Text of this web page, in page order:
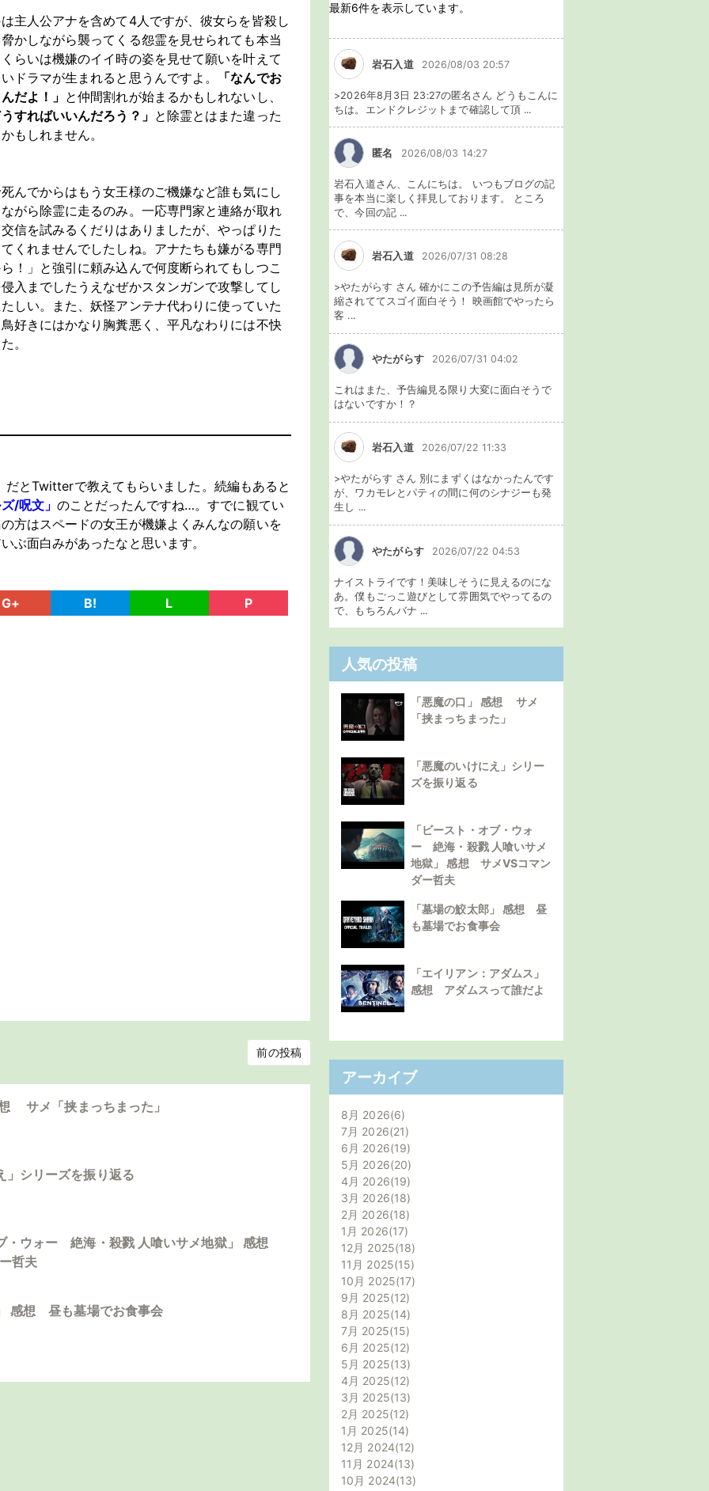
主人公アナを含めて4人ですが、彼女らを皆殺し
かしながら襲ってくる怨霊を見せられても本当
らいは機嫌のイイ時の姿を見せて願いを叶えて
ドラマが生まれると思うんですよ。
「なんでお
だよ！」 と仲間割れが始まるかもしれないし、
すればいいんだろう？」 と除霊とはまた違った
もしれません。
んでからはもう女王様のご機嫌など誰も気にし
がら除霊に走るのみ。一応専門家と連絡が取れ
信を試みるくだりはありましたが、やっぱりた
くれませんでしたしね。アナたちも嫌がる専門
！」と強引に頼み込んで何度断られてもしつこ
入までしたうえなぜかスタンガンで攻撃してし
しい。また、妖怪アンテナ代わりに使っていた
好きにはかなり胸糞悪く、平凡なわりには不快
。
とTwitterで教えてもらいました。続編もあると
/呪文」のことだったんですね…。すでに観てい
方はスペードの女王が機嫌よくみんなの願いを
ぶ面白みがあったなと思います。
G+ B! L P
前の投稿
サメ「挟まっちまった」
」シリーズを振り返る
・ウォー 絶海・殺戮 人喰いサメ地獄」 感想
哲夫
感想 昼も墓場でお食事会
最新6件を表示しています。
岩石入道 2026/08/03 20:57
>2026年8月3日 23:27の匿名さん どうもこんに
ちは。エンドクレジットまで確認して頂 ...
匿名 2026/08/03 14:27
岩石入道さん、こんにちは。 いつもブログの記
事を本当に楽しく拝見しております。 ところ
で、今回の記 ...
岩石入道 2026/07/31 08:28
>やたがらす さん 確かにこの予告編は見所が凝
縮されててスゴイ面白そう！ 映画館でやったら
客 ...
やたがらす 2026/07/31 04:02
これはまた、予告編見る限り大変に面白そうで
はないですか！？
岩石入道 2026/07/22 11:33
>やたがらす さん 別にまずくはなかったんです
が、ワカモレとパティの間に何のシナジーも発
生し ...
やたがらす 2026/07/22 04:53
ナイストライです！美味しそうに見えるのにな
あ。僕もごっこ遊びとして雰囲気でやってるの
で、もちろんバナ ...
人気の投稿
「悪魔の口」 感想 サメ
「挟まっちまった」
「悪魔のいけにえ」シリー
ズを振り返る
「ビースト・オブ・ウォ
ー 絶海・殺戮 人喰いサメ
地獄」 感想 サメVSコマン
ダー哲夫
「墓場の鮫太郎」 感想 昼
も墓場でお食事会
「エイリアン：アダムス」
感想 アダムスって誰だよ
アーカイブ
8月 2026 6
7月 2026 21
6月 2026 19
5月 2026 20
4月 2026 19
3月 2026 18
2月 2026 18
1月 2026 17
12月 2025 18
11月 2025 15
10月 2025 17
9月 2025 12
8月 2025 14
7月 2025 15
6月 2025 12
5月 2025 13
4月 2025 12
3月 2025 13
2月 2025 12
1月 2025 14
12月 2024 12
11月 2024 13
10月 2024 13